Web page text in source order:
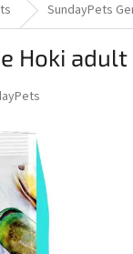
SundayPets
Hoki adult